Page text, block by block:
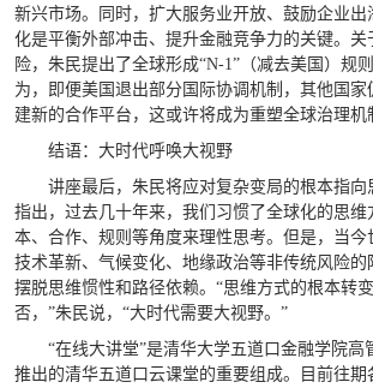
新兴市场。同时，扩大服务业开放、鼓励企业
化是平衡外部冲击、提升金融竞争力的关键。关
险，朱民提出了全球形成“N-1”（减去美国）规
为，即便美国退出部分国际协调机制，其他国
建新的合作平台，这或许将成为重塑全球治理机
结语：大时代呼唤大视野
讲座最后，朱民将应对复杂变局的根本指向
指出，过去几十年来，我们习惯了全球化的思维
本、合作、规则等角度来理性思考。但是，当
技术革新、气候变化、地缘政治等非传统风险的
摆脱思维惯性和路径依赖。“思维方式的根本转
否，”朱民说，“大时代需要大视野。”
“在线大讲堂”是清华大学五道口金融学院高
推出的清华五道口云课堂的重要组成。目前往期